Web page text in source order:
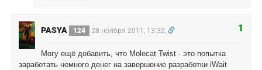
1
PASYA 124 28 ноября 2011, 13:32,
Могу ещё добавить, что Molecat Twist - это попытка
заработать немного денег на завершение разработки iWait